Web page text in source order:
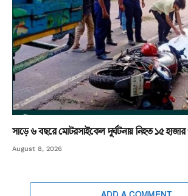
সাড়ে ৬ বছরে মোটরসাইকেল দুর্ঘটনায় নিহত ১৫
August 8, 2026